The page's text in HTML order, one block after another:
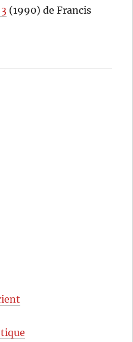
(1990) de Francis